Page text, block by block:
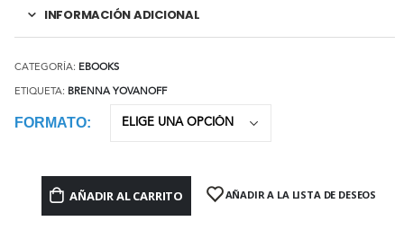
INFORMACIÓN ADICIONAL
CATEGORÍA: EBOOKS
ETIQUETA: BRENNA YOVANOFF
FORMATO
AÑADIR AL CARRITO AÑADIR A LA LISTA DE DESEOS